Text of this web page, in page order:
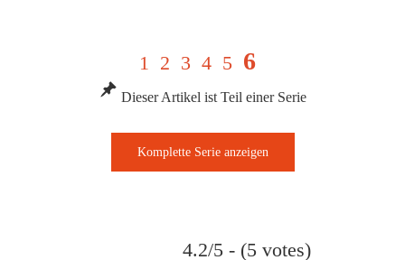
1 2 3 4 5 6
Dieser Artikel ist Teil einer Serie
4.2/5 - (5 votes)